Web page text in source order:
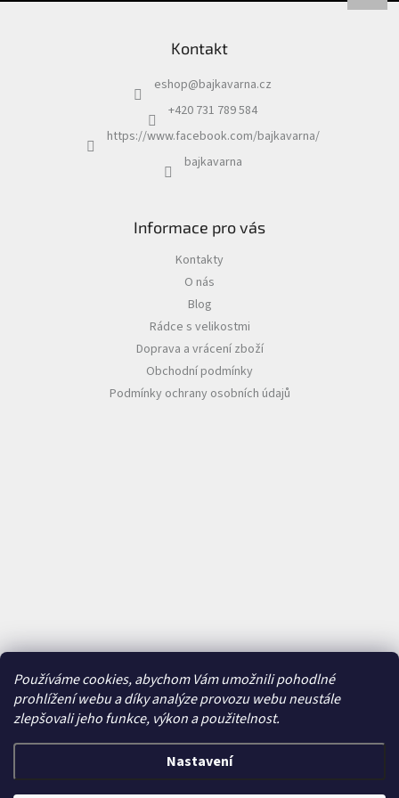
Používáme cookies, abychom Vám umožnili pohodlné
prohlížení webu a díky analýze provozu webu neustále
zlepšovali jeho funkce, výkon a použitelnost.
Nastavení
Kontakt
eshop@bajkavarna.cz
+420 731 789 584
https://www.facebook.com/bajkavarna/
bajkavarna
Informace pro vás
Kontakty
O nás
Blog
Rádce s velikostmi
Doprava a vrácení zboží
Obchodní podmínky
Podmínky ochrany osobních údajů
Vytvořil Shoptet